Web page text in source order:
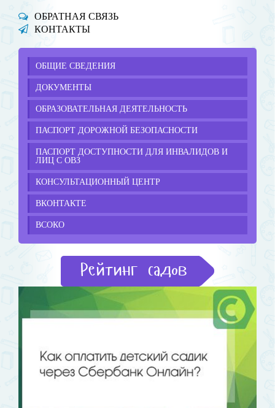
ОБРАТНАЯ СВЯЗЬ
КОНТАКТЫ
ОБЩИЕ СВЕДЕНИЯ
ДОКУМЕНТЫ
ОБРАЗОВАТЕЛЬНАЯ ДЕЯТЕЛЬНОСТЬ
ПАСПОРТ ДОРОЖНОЙ БЕЗОПАСНОСТИ
ПАСПОРТ ДОСТУПНОСТИ ДЛЯ ИНВАЛИДОВ И
ЛИЦ С ОВЗ
КОНСУЛЬТАЦИОННЫЙ ЦЕНТР
ВКОНТАКТЕ
ВСОКО
Рейтинг садов